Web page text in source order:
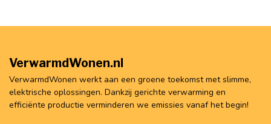
VerwarmdWonen.nl
VerwarmdWonen werkt aan een groene toekomst met slimme,
elektrische oplossingen. Dankzij gerichte verwarming en
efficiënte productie verminderen we emissies vanaf het begin!